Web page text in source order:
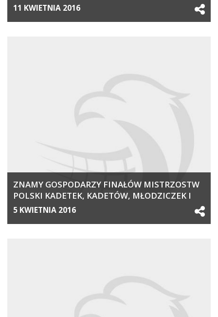
11 KWIETNIA 2016
ZNAMY GOSPODARZY FINAŁÓW MISTRZOSTW
POLSKI KADETEK, KADETÓW, MŁODZICZEK I
MŁODZIKÓW
5 KWIETNIA 2016